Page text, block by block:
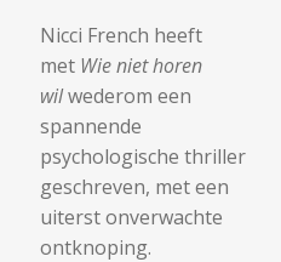
Nicci French heeft
met Wie niet horen
wilwederom een
spannende
psychologische thriller
geschreven, met een
uiterst onverwachte
ontknoping.